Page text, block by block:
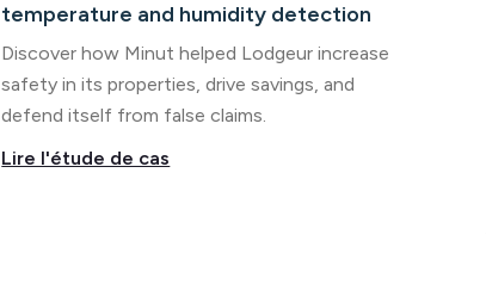
temperature and humidity detection
Discover how Minut helped Lodgeur increase
safety in its properties, drive savings, and
defend itself from false claims.
Lire l'étude de cas